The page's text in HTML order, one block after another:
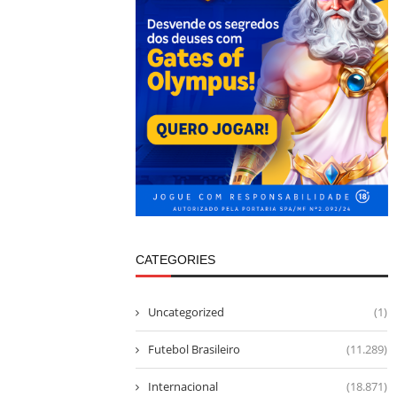
CATEGORIES
Uncategorized (1)
Futebol Brasileiro (11.289)
Internacional (18.871)